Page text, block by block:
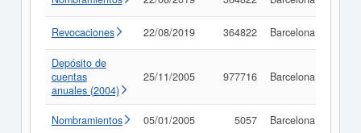
Revocaciones 22/08/2019 364822 Barcelona
Depósito de
cuentas
anuales (2004)
25/11/2005 977716 Barcelona
Nombramientos 05/01/2005 5057 Barcelona